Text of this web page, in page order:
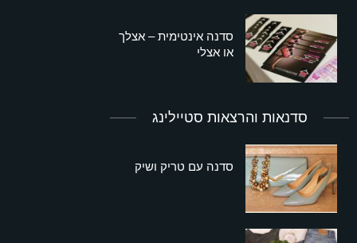
סדנה אינטימית – אצלך
או אצלי
סדנאות והרצאות סטיילינג
סדנה עם טריק ושיק